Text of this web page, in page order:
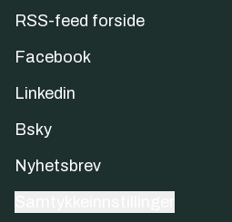
RSS-feed forside
Facebook
Linkedin
Bsky
Nyhetsbrev